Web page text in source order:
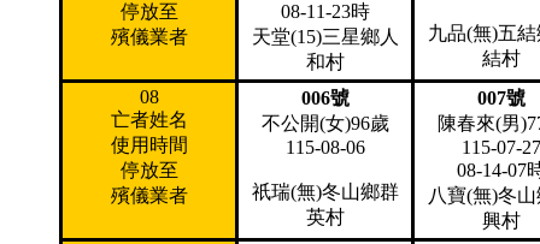
停放至
殯儀業者
08-11-23時
天堂(15)三星鄉人
和村
九品(無)五
結村
08
亡者姓名
使用時間
停放至
殯儀業者
006號
不公開(女)96歲
115-08-06
祇瑞(無)冬山鄉群
英村
007號
陳春來(男
115-07-27
08-14-07
八寶(無)冬
興村